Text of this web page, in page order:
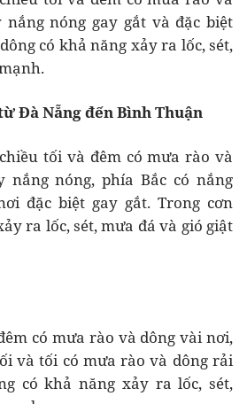
nắng nóng gay gắt và đặc biệt
có khả năng xảy ra lốc, sét,
Đà Nẵng đến Bình Thuận
tối và đêm có mưa rào và
nắng nóng, phía Bắc có nắng
đặc biệt gay gắt. Trong cơn
ra lốc, sét, mưa đá và gió giật
có mưa rào và dông vài nơi,
và tối có mưa rào và dông rải
có khả năng xảy ra lốc, sét,